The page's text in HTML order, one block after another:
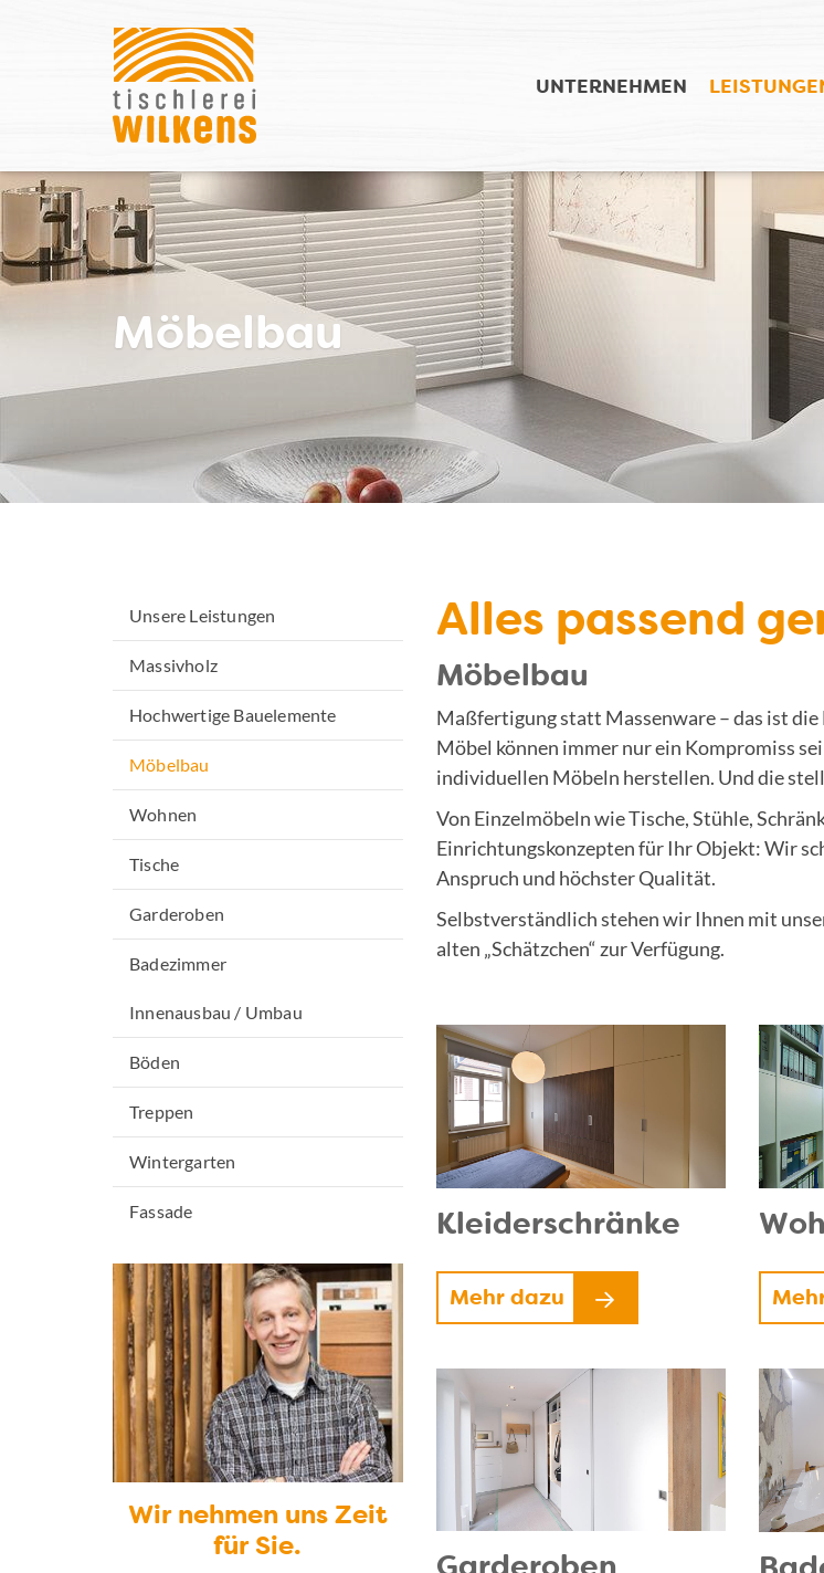
UNTERNEHMEN
Möbelbau
Alles passend
Möbelbau
Maßfertigung statt Massenware – das ist
Möbel können immer nur ein Kompromiss
individuellen Möbeln herstellen. Und die
Von Einzelmöbeln wie Tische, Stühle,
Einrichtungskonzepten für Ihr Objekt: Wir
Anspruch und höchster Qualität.
Selbstverständlich stehen wir Ihnen mit
alten „Schätzchen“ zur Verfügung.
Kleiderschränke
Mehr dazu
Garderoben
Unsere Leistungen
Massivholz
Hochwertige Bauelemente
Möbelbau
Wohnen
Tische
Garderoben
Badezimmer
Innenausbau / Umbau
Böden
Treppen
Wintergarten
Fassade
Wir nehmen uns Zeit
für Sie.